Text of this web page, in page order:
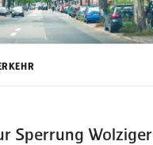
Sperrung Wolziger